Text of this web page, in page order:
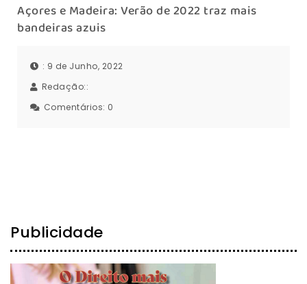
Açores e Madeira: Verão de 2022 traz mais
bandeiras azuis
: 9 de Junho, 2022
Redação::
Comentários: 0
Publicidade